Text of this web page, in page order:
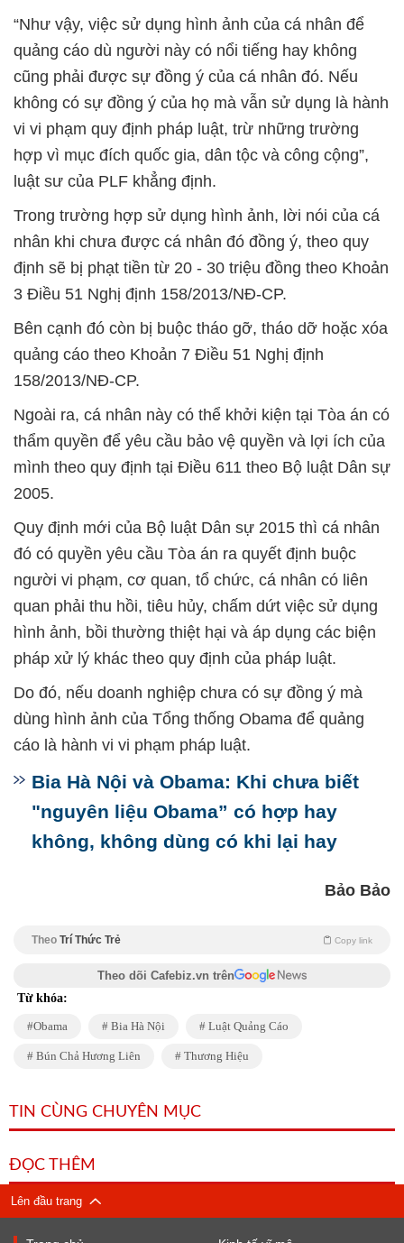
“Như vậy, việc sử dụng hình ảnh của cá nhân để
quảng cáo dù người này có nổi tiếng hay không
cũng phải được sự đồng ý của cá nhân đó. Nếu
không có sự đồng ý của họ mà vẫn sử dụng là hành
vi vi phạm quy định pháp luật, trừ những trường
hợp vì mục đích quốc gia, dân tộc và công cộng”,
luật sư của PLF khẳng định.
Trong trường hợp sử dụng hình ảnh, lời nói của cá
nhân khi chưa được cá nhân đó đồng ý, theo quy
định sẽ bị phạt tiền từ 20 - 30 triệu đồng theo Khoản
3 Điều 51 Nghị định 158/2013/NĐ-CP.
Bên cạnh đó còn bị buộc tháo gỡ, tháo dỡ hoặc xóa
quảng cáo theo Khoản 7 Điều 51 Nghị định
158/2013/NĐ-CP.
Ngoài ra, cá nhân này có thể khởi kiện tại Tòa án có
thẩm quyền để yêu cầu bảo vệ quyền và lợi ích của
mình theo quy định tại Điều 611 theo Bộ luật Dân sự
2005.
Quy định mới của Bộ luật Dân sự 2015 thì cá nhân
đó có quyền yêu cầu Tòa án ra quyết định buộc
người vi phạm, cơ quan, tổ chức, cá nhân có liên
quan phải thu hồi, tiêu hủy, chấm dứt việc sử dụng
hình ảnh, bồi thường thiệt hại và áp dụng các biện
pháp xử lý khác theo quy định của pháp luật.
Do đó, nếu doanh nghiệp chưa có sự đồng ý mà
dùng hình ảnh của Tổng thống Obama để quảng
cáo là hành vi vi phạm pháp luật.
Bia Hà Nội và Obama: Khi chưa biết
"nguyên liệu Obama” có hợp hay
không, không dùng có khi lại hay
Bảo Bảo
Theo Trí Thức Trẻ Copy link
Theo dõi Cafebiz.vn trên
Từ khóa:
Obama Bia Hà Nội Luật Quảng Cáo
Bún Chả Hương Liên Thương Hiệu
TIN CÙNG CHUYÊN MỤC
ĐỌC THÊM
Lên đầu trang